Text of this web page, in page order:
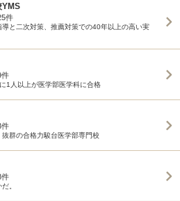
YMS
件
と二次対策、推薦対策での40年以上の高い実
件
1人以上が医学部医学科に合格
件
群の合格力駿台医学部専門校
件
。